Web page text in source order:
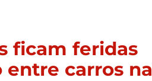
ficam feridas
entre carros na